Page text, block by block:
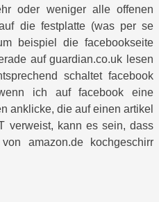
oder weniger alle offenen
die festplatte (was per se
beispiel die facebookseite
auf guardian.co.uk lesen
schaltet facebook
ich auf facebook eine
anklicke, die auf einen artikel
verweist, kann es sein, dass
amazon.de kochgeschirr